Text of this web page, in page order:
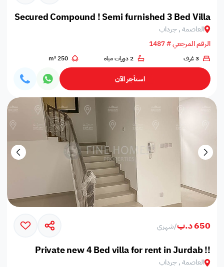
Secured Compound ! Semi furnished 3 Bed Villa
العاصمة , جرداب
الرقم المرجعي # 1487
3 غرف 2 دورات مياه 250 m²
استأجر الآن
650 د.ب /شهري
Private new 4 Bed villa for rent in Jurdab !!
العاصمة , جرداب